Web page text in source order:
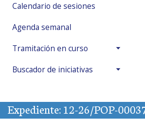
Calendario de sesiones
Agenda semanal
Tramitación en curso
Buscador de iniciativas
Expediente: 12-26/POP-